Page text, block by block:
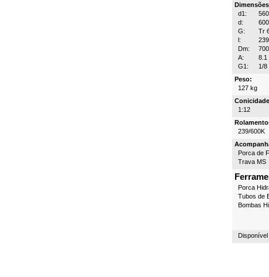
d1:
d:
G:
Tr
l:
Dm:
A:
8.1
G1:
1/8
Peso:
127 kg
1:12
239/600K
Porca de
Trava MS
Porca
Tubos de
Bombas
Disponível